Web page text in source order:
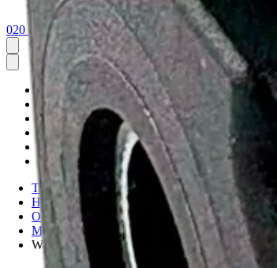
020 1133 500
Etusivu
Tuotteet
Palvelut
Meistä
Tekninen tuki
Yhteystiedot
Tuotteet
Hydrauliikkakomponentit
Ohjausjärjestelmät
Magneettikelat
Walvoil BER magneettikela